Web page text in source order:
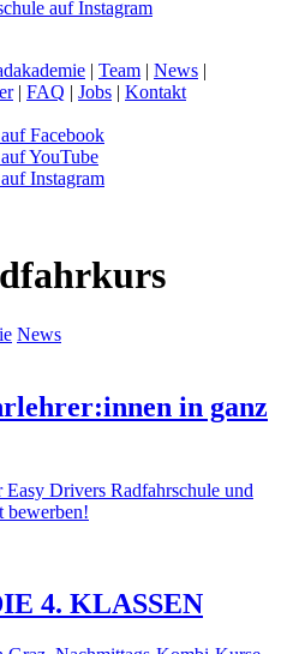
| Team | News |
| FAQ | Jobs | Kontakt
News
in ganz
Drivers Radfahrschule und
bewerben!
4. KLASSEN